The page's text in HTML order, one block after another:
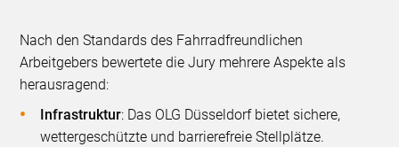
Nach den Standards des Fahrradfreundlichen
Arbeitgebers bewertete die Jury mehrere Aspekte als
herausragend:
Infrastruktur: Das OLG Düsseldorf bietet sichere,
wettergeschützte und barrierefreie Stellplätze.